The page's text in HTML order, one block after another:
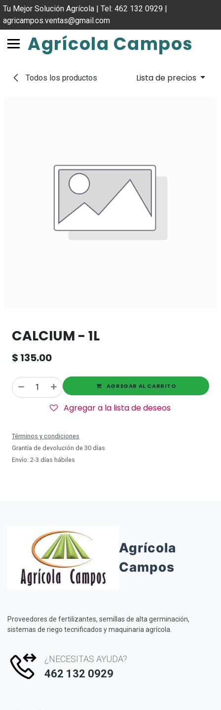
Tu Mejor Solución Agrícola | Tel: 462 132 0929 |
agricampos.ventas@gmail.com
Agrícola Campos
Todos los productos Lista de precios
CALCIUM - 1L
$ 135.00
AGREGAR AL CARRITO
Agregar a la lista de deseos
Términos y condiciones
Grantía de devolución de 30 días
Envío: 2-3 días hábiles
Agrícola
Campos
Proveedores de fertilizantes, semillas de alta germinación,
sistemas de riego tecnificados y maquinaria agrícola.
¿NECESITAS AYUDA?
462 132 0929